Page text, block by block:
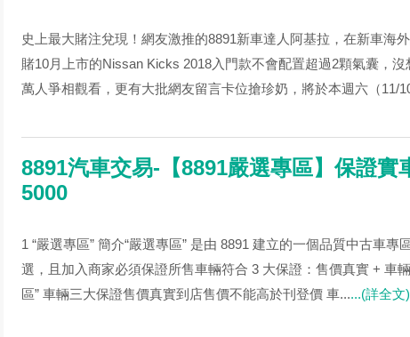
史上最大賭注兌現！網友激推的8891新車達人阿基拉，在新車海
賭10月上市的Nissan Kicks 2018入門款不會配置超過2顆氣囊，
萬人爭相觀看，更有大批網友留言卡位搶珍奶，將於本週六（11/
8891汽車交易-【8891嚴選專區】保證實
5000
1 “嚴選專區” 簡介“嚴選專區” 是由 8891 建立的一個品質中古車專
選，且加入商家必須保證所售車輛符合 3 大保證：售價真實 + 車
區” 車輛三大保證售價真實到店售價不能高於刊登價 車......(詳全文)